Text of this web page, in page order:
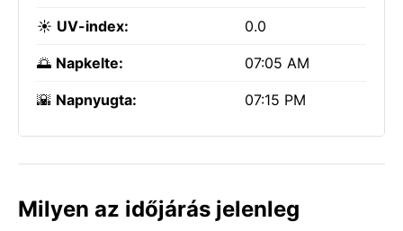
☀️ UV-index: 0.0
🌅 Napkelte: 07:05 AM
🌇 Napnyugta: 07:15 PM
Milyen az időjárás jelenleg